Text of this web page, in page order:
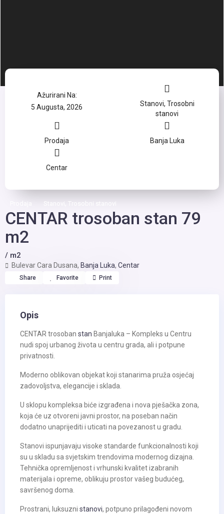
Ažurirani Na:
5 Augusta, 2026
Stanovi, Trosobni
stanovi
Prodaja Banja Luka
Centar
Prodaja Stanovi, Trosobni stanovi
CENTAR trosoban stan 79
m2
/ m2
Bulevar Cara Dusana, Banja Luka, Centar
Share Favorite Print
Opis
CENTAR trosoban stan Banjaluka – Kompleks u Centru
nudi spoj urbanog života u centru grada, ali i potpune
privatnosti.
Moderno oblikovan objekat koji stanarima pruža osjećaj
zadovoljstva, elegancije i sklada.
U sklopu kompleksa biće izgrađena i nova pješačka zona,
koja će uz otvoreni javni prostor, na poseban način
dodatno unaprijediti i uticati na povezanost u gradu.
Stanovi ispunjavaju visoke standarde funkcionalnosti koji
su u skladu sa svjetskim trendovima modernog dizajna.
Tehnička opremljenost i vrhunski kvalitet izabranih
materijala i opreme, oblikuju prostor vašeg budućeg,
savršenog doma.
Prostrani, luksuzni stanovi, potpuno prilagođeni novom